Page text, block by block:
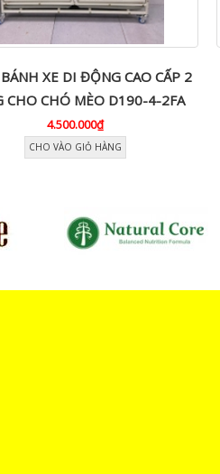
XE DI ĐỘNG CAO CẤP 2
CHO CHÓ MÈO D190-4-2FA
4.500.000₫
CHO VÀO GIỎ HÀNG